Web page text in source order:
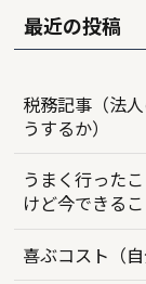
最近の投稿
税務記事（法
うするか）
うまく行った
けど今できる
喜ぶコスト（